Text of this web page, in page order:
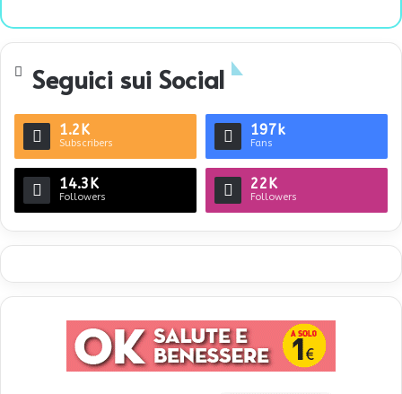
Seguici sui Social
1.2K
Subscribers
197k
Fans
14.3K
Followers
22K
Followers